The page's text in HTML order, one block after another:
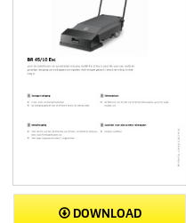
DOWNLOAD